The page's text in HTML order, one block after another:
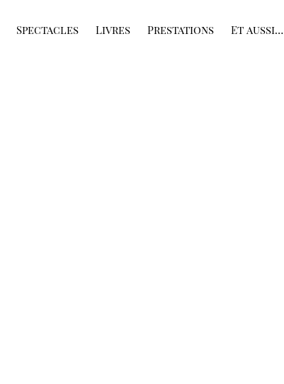
Spectacles Livres Prestations Et aussi…